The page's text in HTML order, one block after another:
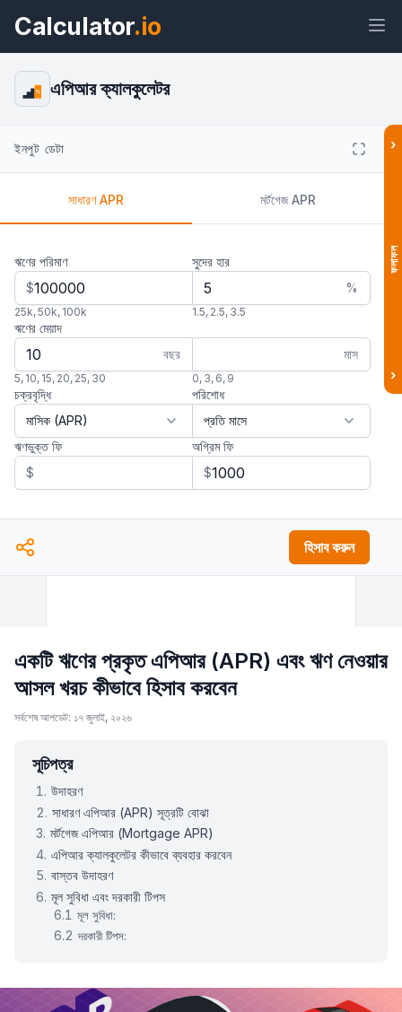
Calculator.io
% এপিআর ক্যালকুলেটর
ইনপুট ডেটা
সাধারণ APR মর্টগেজ APR
ঋণের পরিমাণ
$
25k,50k, 100k
সুদের হার
%
1.5, 2.5, 3.5
ঋণের মেয়াদ
বছর
5, 10, 15, 20, 25, 30
মাস
0, 3, 6, 9
চক্রবৃদ্ধি পরিশোধ
ঋণভুক্ত ফি
$
অগ্রিম ফি
$
হিসাব করুন
›
ফলাফল
›
একটি ঋণের প্রকৃত এপিআর (APR) এবং ঋণ নেওয়ার
আসল খরচ কীভাবে হিসাব করবেন
সর্বশেষ আপডেট: ১৭ জুলাই, ২০২৬
সূচিপত্র
উদাহরণ
সাধারণ এপিআর (APR) সূত্রটি বোঝা
মর্টগেজ এপিআর (Mortgage APR)
এপিআর ক্যালকুলেটর কীভাবে ব্যবহার করবেন
বাস্তব উদাহরণ
মূল সুবিধা এবং দরকারী টিপস
মূল সুবিধা:
দরকারী টিপস: